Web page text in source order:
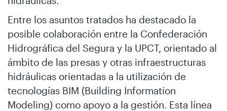
Entre los asuntos tratados ha destacado la
posible colaboración entre la Confederación
Hidrográfica del Segura y la UPCT, orientado al
ámbito de las presas y otras infraestructuras
hidráulicas orientadas a la utilización de
tecnologías BIM (Building Information
Modeling) como apoyo a la gestión. Esta línea